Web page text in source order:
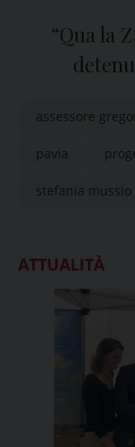
“Qua la
assessore
pavia
stefania mussio
ATTUALITÀ